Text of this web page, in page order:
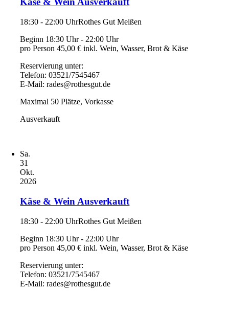
18:30 - 22:00 UhrRothes Gut Meißen
Beginn 18:30 Uhr - 22:00 Uhr
pro Person 45,00 € inkl. Wein, Wasser, Brot & Käse
Reservierung unter:
Telefon: 03521/7545467
E-Mail: rades@rothesgut.de
Maximal 50 Plätze, Vorkasse
Ausverkauft
Sa.
31
Okt.
2026
Käse & Wein Ausverkauft
18:30 - 22:00 UhrRothes Gut Meißen
Beginn 18:30 Uhr - 22:00 Uhr
pro Person 45,00 € inkl. Wein, Wasser, Brot & Käse
Reservierung unter:
Telefon: 03521/7545467
E-Mail: rades@rothesgut.de